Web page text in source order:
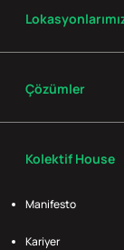
Kolektif House
Manifesto
Kariyer
Çözümler